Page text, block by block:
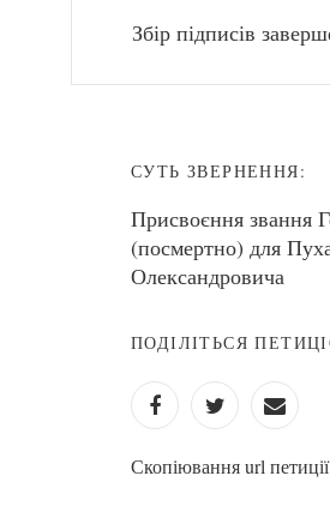
Збір підписів
СУТЬ ЗВЕРНЕННЯ:
Присвоєння звання
(посмертно) для
Олександровича
ПОДІЛІТЬСЯ
Скопіювання url петиції